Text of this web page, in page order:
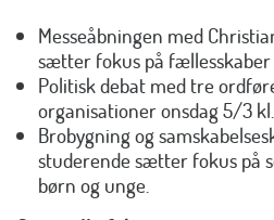
Messeåbningen med
sætter fokus på fællesskaber
Politisk debat med tre
organisationer onsdag 5/3 kl.
Brobygning og
studerende sætter fokus på
børn og unge.